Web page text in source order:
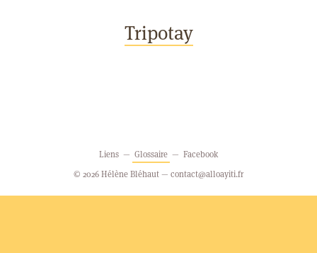
Tripotay
Liens Glossaire
Facebook
© 2026 Hélène Bléhaut — contact@alloayiti.fr